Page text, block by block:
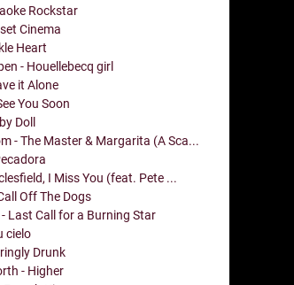
Rockstar
Cinema
Heart
- Houellebecq girl
it Alone
You Soon
Doll
- The Master & Margarita (A Sca...
I Miss You (feat. Pete ...
Off The Dogs
Last Call for a Burning Star
cielo
Drunk
- Higher